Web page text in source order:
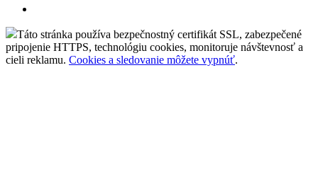
Táto stránka používa bezpečnostný certifikát SSL, zabezpečené
pripojenie HTTPS, technológiu cookies, monitoruje návštevnosť a
cieli reklamu. Cookies a sledovanie môžete vypnúť.